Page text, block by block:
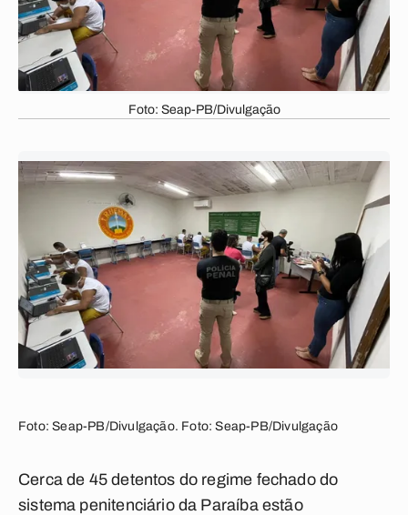
Foto: Seap-PB/Divulgação
Foto: Seap-PB/Divulgação. Foto: Seap-PB/Divulgação
Cerca de 45 detentos do regime fechado do
sistema penitenciário da Paraíba estão